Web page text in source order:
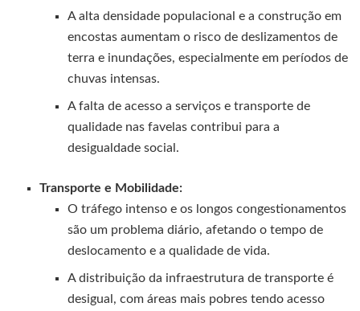
A alta densidade populacional e a construção em
encostas aumentam o risco de deslizamentos de
terra e inundações, especialmente em períodos de
chuvas intensas.
A falta de acesso a serviços e transporte de
qualidade nas favelas contribui para a
desigualdade social.
Transporte e Mobilidade:
O tráfego intenso e os longos congestionamentos
são um problema diário, afetando o tempo de
deslocamento e a qualidade de vida.
A distribuição da infraestrutura de transporte é
desigual, com áreas mais pobres tendo acesso